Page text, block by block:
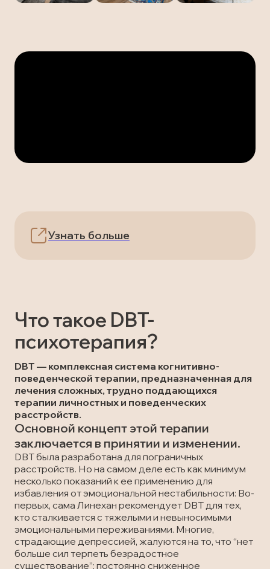
Узнать больше
Что такое DBT-
психотерапия?
DBT — комплексная система когнитивно-
поведенческой терапии, предназначенная для
лечения сложных, трудно поддающихся
терапии личностных и поведенческих
расстройств.
Основной концепт этой терапии
заключается в принятии и изменении.
DBT была разработана для пограничных
расстройств. Но на самом деле есть как минимум
несколько показаний к ее применению для
избавления от эмоциональной нестабильности: Во-
первых, сама Линехан рекомендует DBT для тех,
кто сталкивается с тяжелыми и невыносимыми
эмоциональными переживаниями. Многие,
страдающие депрессией, жалуются на то, что “нет
больше сил терпеть безрадостное
существование”; постоянно сниженное